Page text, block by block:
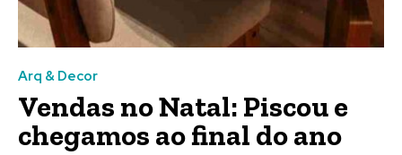
Arq & Decor
Vendas no Natal: Piscou e
chegamos ao final do ano